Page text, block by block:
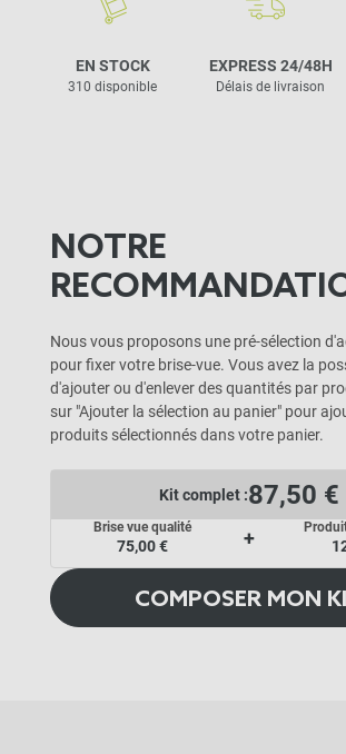
EN STOCK
310 disponible
EXPRESS 24/48H
Délais de livraison
NOTRE
Nous vous proposons une pré-sélection
pour fixer votre brise-vue. Vous avez la
d'ajouter ou d'enlever des quantités par
sur "Ajouter la sélection au panier" pour
produits sélectionnés dans votre panier.
Kit complet :87,50 €
Brise vue qualité
75,00 € +
COMPOSER MON